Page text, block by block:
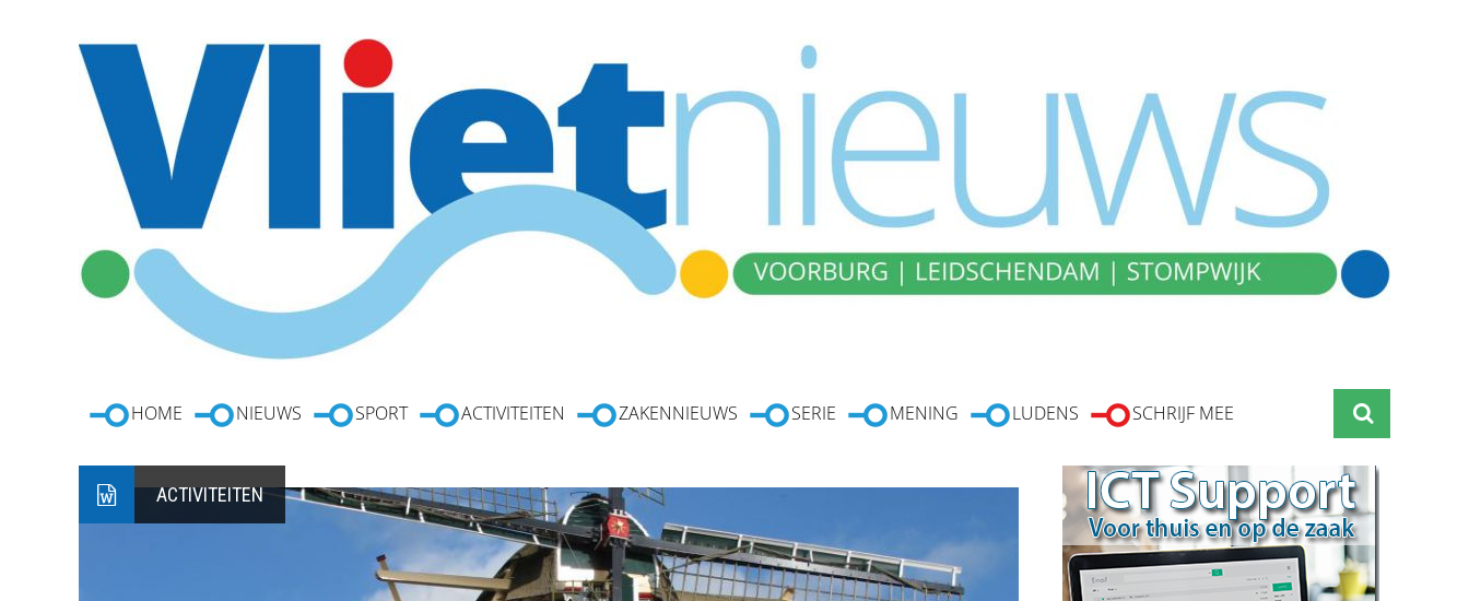
HOME NIEUWS SPORT ACTIVITEITEN ZAKENNIEUWS SERIE MENING LUDENS SCHRIJF MEE
ACTIVITEITEN